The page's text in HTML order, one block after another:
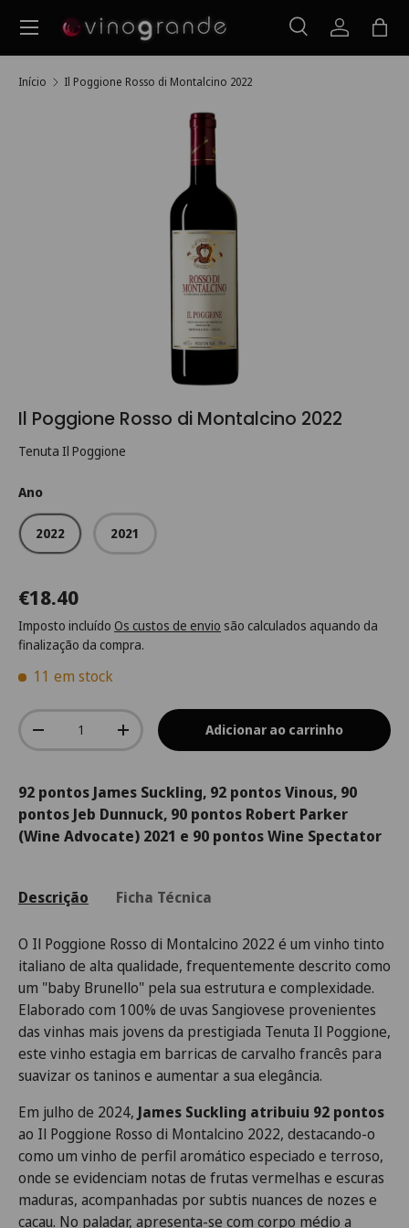
Ir para o conteúdo
Pesquisar
PesquisarIniciarSaco
Menu
Início Il Poggione Rosso di Montalcino 2022
Il Poggione Rosso di Montalcino 2022
Tenuta Il Poggione
Ano
2022 2021
€18.40
Imposto incluído Os custos de envio são calculados aquando da
finalização da compra.
11 em stock
Qtd.
-
+ Adicionar ao carrinho
92 pontos James Suckling, 92 pontos Vinous, 90
pontos Jeb Dunnuck, 90 pontos Robert Parker
(Wine Advocate) 2021 e 90 pontos Wine Spectator
Descrição Ficha Técnica
O Il Poggione Rosso di Montalcino 2022 é um vinho tinto
italiano de alta qualidade, frequentemente descrito como
um "baby Brunello" pela sua estrutura e complexidade.
Elaborado com 100% de uvas Sangiovese provenientes
das vinhas mais jovens da prestigiada Tenuta Il Poggione,
este vinho estagia em barricas de carvalho francês para
suavizar os taninos e aumentar a sua elegância.
Em julho de 2024, James Suckling atribuiu 92 pontos
ao Il Poggione Rosso di Montalcino 2022, destacando-o
como um vinho de perfil aromático especiado e terroso,
onde se evidenciam notas de frutas vermelhas e escuras
maduras, acompanhadas por subtis nuances de nozes e
cacau. No paladar, apresenta-se com corpo médio a